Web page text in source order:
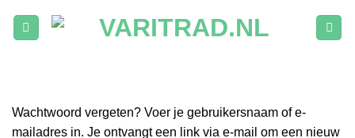
naar
Wachtwoord vergeten? Voer je gebruikersnaam of e-
mailadres in. Je ontvangt een link via e-mail om een nieuw